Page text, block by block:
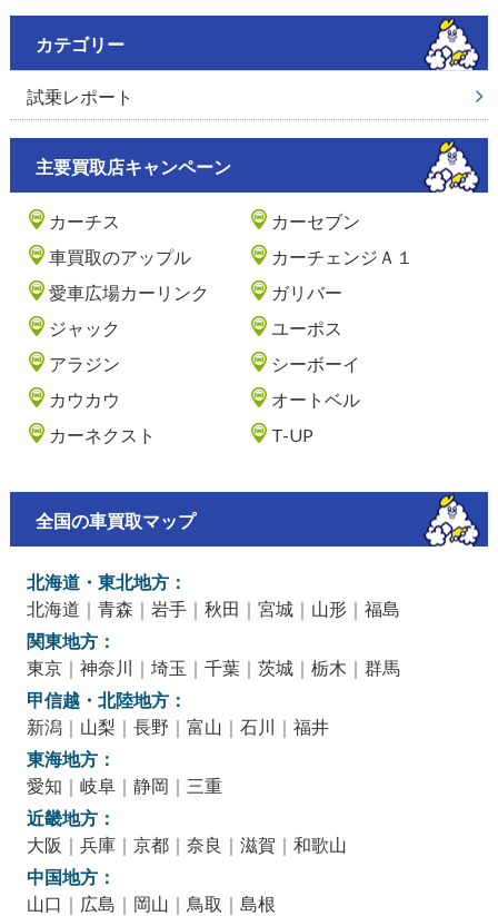
カテゴリー
試乗レポート
主要買取店キャンペーン
カーチス
カーセブン
車買取のアップル
カーチェンジＡ１
愛車広場カーリンク
ガリバー
ジャック
ユーポス
アラジン
シーボーイ
カウカウ
オートベル
カーネクスト
T-UP
全国の車買取マップ
北海道・東北地方：
北海道 ｜ 青森 ｜ 岩手｜ 秋田 ｜ 宮城｜ 山形｜ 福島
関東地方：
東京｜ 神奈川 ｜ 埼玉 ｜ 千葉｜ 茨城｜ 栃木 ｜ 群馬
甲信越・北陸地方：
新潟 ｜ 山梨 ｜ 長野 ｜ 富山 ｜ 石川 ｜ 福井
東海地方：
愛知 ｜ 岐阜｜ 静岡 ｜ 三重
近畿地方：
大阪 ｜ 兵庫｜ 京都｜ 奈良 ｜ 滋賀 ｜ 和歌山
中国地方：
山口 ｜ 広島 ｜ 岡山 ｜ 鳥取 ｜ 島根